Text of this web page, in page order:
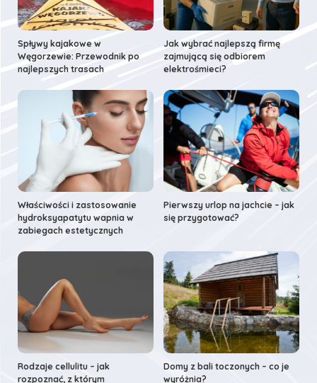
Spływy kajakowe w
Węgorzewie: Przewodnik po
najlepszych trasach
Jak wybrać najlepszą firmę
zajmującą się odbiorem
elektrośmieci?
Właściwości i zastosowanie
hydroksyapatytu wapnia w
zabiegach estetycznych
Pierwszy urlop na jachcie – jak
się przygotować?
Rodzaje cellulitu – jak
rozpoznać, z którym
Domy z bali toczonych – co je
wyróżnia?